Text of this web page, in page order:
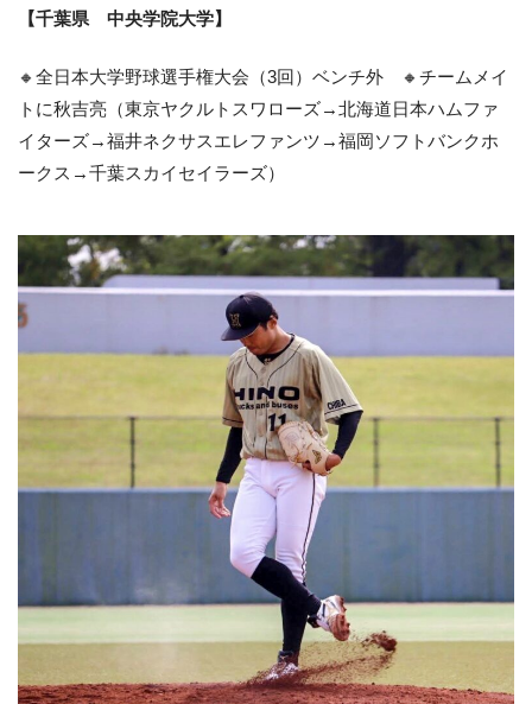
【千葉県 中央学院大学】
🔸全日本大学野球選手権大会（3回）ベンチ外 🔸チームメイ
トに秋吉亮（東京ヤクルトスワローズ→北海道日本ハムファ
イターズ→福井ネクサスエレファンツ→福岡ソフトバンクホ
ークス→千葉スカイセイラーズ）